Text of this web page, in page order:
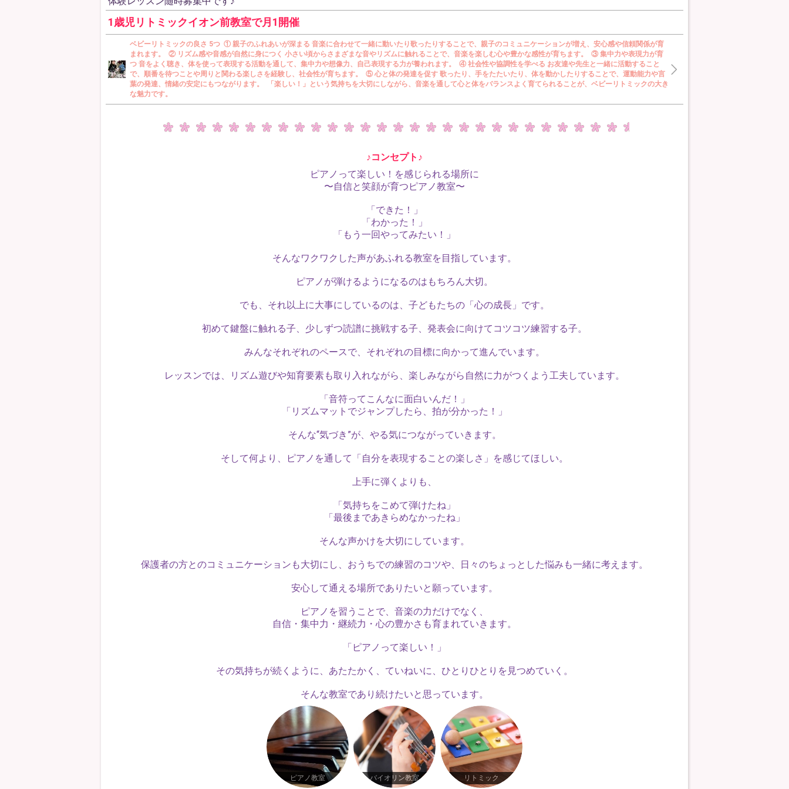
1歳児リトミックイオン前教室で月1開催
ベビーリトミックの良さ 5つ ① 親子のふれあいが深まる 音楽に合わせて一緒に動いたり歌ったりすることで、親子のコミュニケーションが増え、安心感や信頼関係が育
まれます。 ② リズム感や音感が自然に身につく 小さい頃からさまざまな音やリズムに触れることで、音楽を楽しむ心や豊かな感性が育ちます。 ③ 集中力や表現力が育
つ 音をよく聴き、体を使って表現する活動を通して、集中力や想像力、自己表現する力が養われます。 ④ 社会性や協調性を学べる お友達や先生と一緒に活動すること
で、順番を待つことや周りと関わる楽しさを経験し、社会性が育ちます。 ⑤ 心と体の発達を促す 歌ったり、手をたたいたり、体を動かしたりすることで、運動能力や言
葉の発達、情緒の安定にもつながります。 「楽しい！」という気持ちを大切にしながら、音楽を通して心と体をバランスよく育てられることが、ベビーリトミックの大き
な魅力です。
♪コンセプト♪
ピアノって楽しい！を感じられる場所に
〜自信と笑顔が育つピアノ教室〜
「できた！」
「わかった！」
「もう一回やってみたい！」
そんなワクワクした声があふれる教室を目指しています。
ピアノが弾けるようになるのはもちろん大切。
でも、それ以上に大事にしているのは、子どもたちの「心の成長」です。
初めて鍵盤に触れる子、少しずつ読譜に挑戦する子、発表会に向けてコツコツ練習する子。
みんなそれぞれのペースで、それぞれの目標に向かって進んでいます。
レッスンでは、リズム遊びや知育要素も取り入れながら、楽しみながら自然に力がつくよう工夫しています。
「音符ってこんなに面白いんだ！」
「リズムマットでジャンプしたら、拍が分かった！」
そんな“気づき”が、やる気につながっていきます。
そして何より、ピアノを通して「自分を表現することの楽しさ」を感じてほしい。
上手に弾くよりも、
「気持ちをこめて弾けたね」
「最後まであきらめなかったね」
そんな声かけを大切にしています。
保護者の方とのコミュニケーションも大切にし、おうちでの練習のコツや、日々のちょっとした悩みも一緒に考えます。
安心して通える場所でありたいと願っています。
ピアノを習うことで、音楽の力だけでなく、
自信・集中力・継続力・心の豊かさも育まれていきます。
「ピアノって楽しい！」
その気持ちが続くように、あたたかく、ていねいに、ひとりひとりを見つめていく。
そんな教室であり続けたいと思っています。
ピアノ教室 バイオリン教室 リトミック